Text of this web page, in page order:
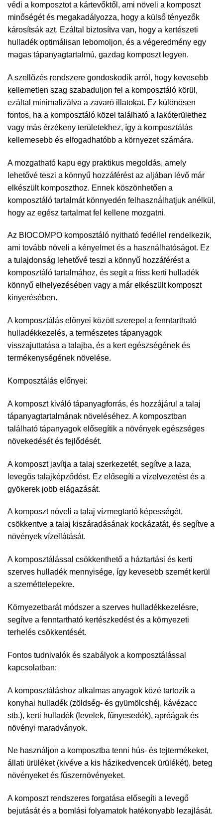
védi a komposztot a kártevőktől, ami növeli a komposzt
minőségét és megakadályozza, hogy a külső tényezők
károsítsák azt. Ezáltal biztosítva van, hogy a kertészeti
hulladék optimálisan lebomoljon, és a végeredmény egy
magas tápanyagtartalmú, gazdag komposzt legyen.
A szellőzés rendszere gondoskodik arról, hogy kevesebb
kellemetlen szag szabaduljon fel a komposztáló körül,
ezáltal minimalizálva a zavaró illatokat. Ez különösen
fontos, ha a komposztáló közel található a lakóterülethez
vagy más érzékeny területekhez, így a komposztálás
kellemesebb és elfogadhatóbb a környezet számára.
A mozgatható kapu egy praktikus megoldás, amely
lehetővé teszi a könnyű hozzáférést az aljában lévő már
elkészült komposzthoz. Ennek köszönhetően a
komposztáló tartalmát könnyedén felhasználhatjuk anélkül,
hogy az egész tartalmat fel kellene mozgatni.
Az BIOCOMPO komposztáló nyitható fedéllel rendelkezik,
ami tovább növeli a kényelmet és a használhatóságot. Ez
a tulajdonság lehetővé teszi a könnyű hozzáférést a
komposztáló tartalmához, és segít a friss kerti hulladék
könnyű elhelyezésében vagy a már elkészült komposzt
kinyerésében.
A komposztálás előnyei között szerepel a fenntartható
hulladékkezelés, a természetes tápanyagok
visszajuttatása a talajba, és a kert egészségének és
termékenységének növelése.
Komposztálás előnyei:
A komposzt kiváló tápanyagforrás, és hozzájárul a talaj
tápanyagtartalmának növeléséhez. A komposztban
található tápanyagok elősegítik a növények egészséges
növekedését és fejlődését.
A komposzt javítja a talaj szerkezetét, segítve a laza,
levegős talajképződést. Ez elősegíti a vízelvezetést és a
gyökerek jobb elágazását.
A komposzt növeli a talaj vízmegtartó képességét,
csökkentve a talaj kiszáradásának kockázatát, és segítve a
növények vízellátását.
A komposztálással csökkenthető a háztartási és kerti
szerves hulladék mennyisége, így kevesebb szemét kerül
a szeméttelepekre.
Környezetbarát módszer a szerves hulladékkezelésre,
segítve a fenntartható kertészkedést és a környezeti
terhelés csökkentését.
Fontos tudnivalók és szabályok a komposztálással
kapcsolatban:
A komposztáláshoz alkalmas anyagok közé tartozik a
konyhai hulladék (zöldség- és gyümölcshéj, kávézacc
stb.), kerti hulladék (levelek, fűnyesedék), apróágak és
növényi maradványok.
Ne használjon a komposztba tenni hús- és tejtermékeket,
állati ürüléket (kivéve a kis házikedvencek ürülékét), beteg
növényeket és fűszernövényeket.
A komposzt rendszeres forgatása elősegíti a levegő
bejutását és a bomlási folyamatok hatékonyabb lezajlását.